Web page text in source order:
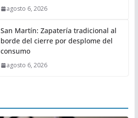
agosto 6, 2026
San Martín: Zapatería tradicional al
borde del cierre por desplome del
consumo
agosto 6, 2026